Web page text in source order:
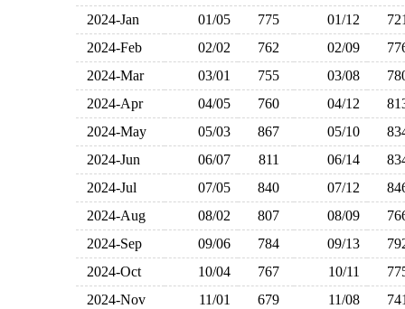
2024-Jan 01/05 775 01/12
2024-Feb
02/02 762 02/09
2024-Mar
03/01 755 03/08
2024-Apr
04/05 760 04/12
2024-May
05/03 867 05/10
2024-Jun
06/07 811 06/14
2024-Jul
07/05 840 07/12
2024-Aug
08/02 807 08/09
2024-Sep
09/06 784 09/13
2024-Oct
10/04 767 10/11
2024-Nov
11/01 679 11/08